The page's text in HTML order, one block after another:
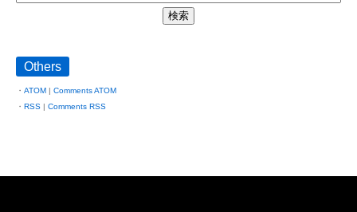
Others
ATOM | Comments ATOM
RSS | Comments RSS